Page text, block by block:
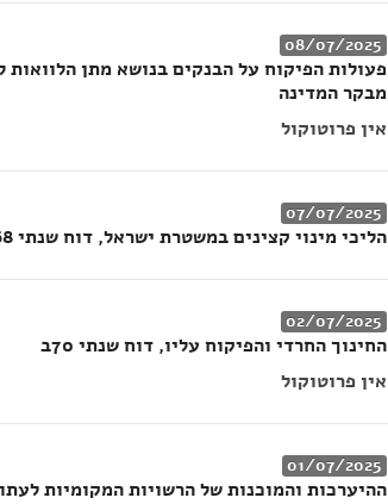
08/07/2025
מבקר המדינה
אין פרוטוקול
07/07/2025
הליכי מינוי קצינים במשטרת ישראל, דוח שנתי 68ג
02/07/2025
החינוך החרדי והפיקוח עליו, דוח שנתי 70ב
אין פרוטוקול
01/07/2025
ההיערכות והמוכנות של הרשויות המקומיות